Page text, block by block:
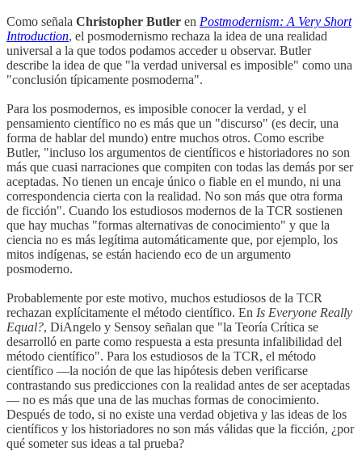
Como señala Christopher Butler en Postmodernism: A Very Short
Introduction, el posmodernismo rechaza la idea de una realidad
universal a la que todos podamos acceder u observar. Butler
describe la idea de que "la verdad universal es imposible" como una
"conclusión típicamente posmoderna".
Para los posmodernos, es imposible conocer la verdad, y el
pensamiento científico no es más que un "discurso" (es decir, una
forma de hablar del mundo) entre muchos otros. Como escribe
Butler, "incluso los argumentos de científicos e historiadores no son
más que cuasi narraciones que compiten con todas las demás por ser
aceptadas. No tienen un encaje único o fiable en el mundo, ni una
correspondencia cierta con la realidad. No son más que otra forma
de ficción". Cuando los estudiosos modernos de la TCR sostienen
que hay muchas "formas alternativas de conocimiento" y que la
ciencia no es más legítima automáticamente que, por ejemplo, los
mitos indígenas, se están haciendo eco de un argumento
posmoderno.
Probablemente por este motivo, muchos estudiosos de la TCR
rechazan explícitamente el método científico. En Is Everyone Really
Equal?, DiAngelo y Sensoy señalan que "la Teoría Crítica se
desarrolló en parte como respuesta a esta presunta infalibilidad del
método científico". Para los estudiosos de la TCR, el método
científico —la noción de que las hipótesis deben verificarse
contrastando sus predicciones con la realidad antes de ser aceptadas
— no es más que una de las muchas formas de conocimiento.
Después de todo, si no existe una verdad objetiva y las ideas de los
científicos y los historiadores no son más válidas que la ficción, ¿por
qué someter sus ideas a tal prueba?